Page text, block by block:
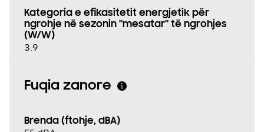
Kategoria e efikasitetit energjetik për
ngrohje në sezonin "mesatar" të ngrohjes
(W/W)
3.9
Fuqia zanore
Brenda (ftohje, dBA)